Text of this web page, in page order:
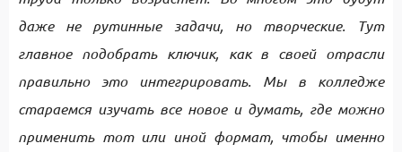
даже не рутинные задачи, но творческие. Тут
главное подобрать ключик, как в своей отрасли
правильно это интегрировать. Мы в колледже
стараемся изучать все новое и думать, где можно
применить тот или иной формат, чтобы именно